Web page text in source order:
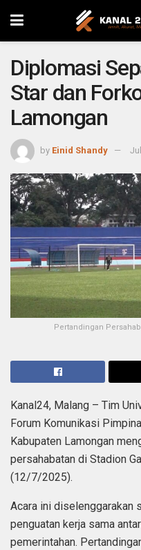
Diplomasi
Star dan
Lamongan
by Einid Shandy
Pertandingan
Kanal24, Malang – Tim
Forum Komunikasi
Kabupaten Lamongan
persahabatan di Stadion
(12/7/2025).
Acara ini diselenggarakan
penguatan kerja sama
pemerintahan.